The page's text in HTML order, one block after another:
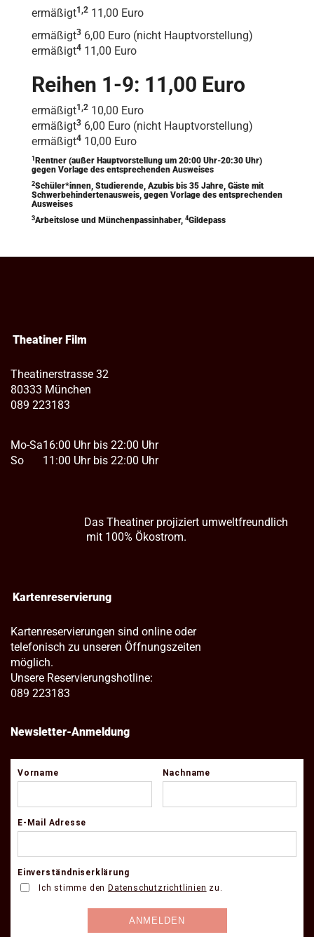
ermäßigt1,2 11,00 Euro
ermäßigt3 6,00 Euro (nicht Hauptvorstellung)
ermäßigt4 11,00 Euro
Reihen 1-9: 11,00 Euro
ermäßigt1,2 10,00 Euro
ermäßigt3 6,00 Euro (nicht Hauptvorstellung)
ermäßigt4 10,00 Euro
1 Rentner (außer Hauptvorstellung um 20:00 Uhr-20:30 Uhr)
gegen Vorlage des entsprechenden Ausweises
2Schüler*innen, Studierende, Azubis bis 35 Jahre, Gäste mit
Schwerbehindertenausweis, gegen Vorlage des entsprechenden
Ausweises
3Arbeitslose und Münchenpassinhaber, 4Gildepass
Theatiner Film
Theatinerstrasse 32
80333 München
089 223183
Mo-Sa
So
16:00 Uhr bis 22:00 Uhr
11:00 Uhr bis 22:00 Uhr
Das Theatiner projiziert umweltfreundlich
mit 100% Ökostrom.
Kartenreservierung
Kartenreservierungen sind online oder
telefonisch zu unseren Öffnungszeiten
möglich.
Unsere Reservierungshotline:
089 223183
Newsletter-Anmeldung